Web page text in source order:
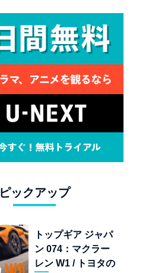
ピックアップ
トップギア ジャパ
ン 074：マクラー
レン W1 / トヨタの